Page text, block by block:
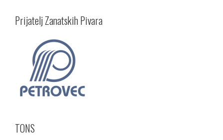
Prijatelj Zanatskih Pivara
TONS